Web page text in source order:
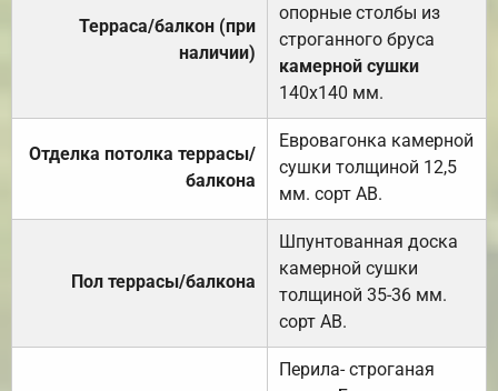
Терраса/балкон (при
наличии)
опорные столбы из
строганного бруса
камерной сушки
140х140 мм.
Отделка потолка террасы/
балкона
Евровагонка камерной
сушки толщиной 12,5
мм. сорт АВ.
Пол террасы/балкона
Шпунтованная доска
камерной сушки
толщиной 35-36 мм.
сорт АВ.
Перила- строганая